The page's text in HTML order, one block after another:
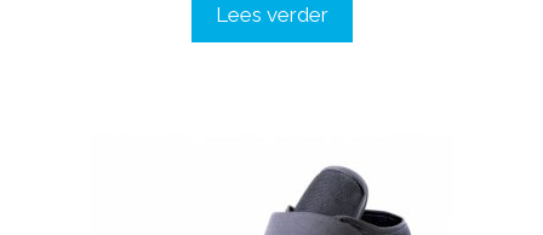
Lees verder